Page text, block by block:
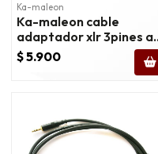
Ka-maleon
Ka-maleon cable
adaptador xlr 3pines a
xlr 5pines/5m
$ 5.900